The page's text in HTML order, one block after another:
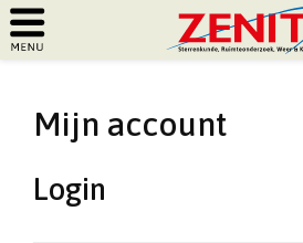
PRIMARY
MENU
Mijn account
Login